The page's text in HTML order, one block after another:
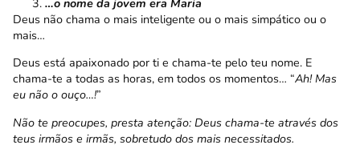
…o nome da jovem era Maria
Deus não chama o mais inteligente ou o mais simpático ou o
mais…
Deus está apaixonado por ti e chama-te pelo teu nome. E
chama-te a todas as horas, em todos os momentos… “Ah! Mas
eu não o ouço…!”
Não te preocupes, presta atenção: Deus chama-te através dos
teus irmãos e irmãs, sobretudo dos mais necessitados.